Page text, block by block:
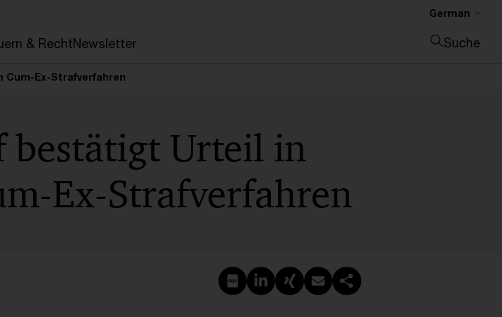
& RechtNewsletter
German
Suche
Ex-Strafverfahren
bestätigt Urteil in
Ex-Strafverfahren
PDF erstellen
Auf LinkedIn teilen
Auf Xing teilen
Per E-Mail teilen
Link kopieren